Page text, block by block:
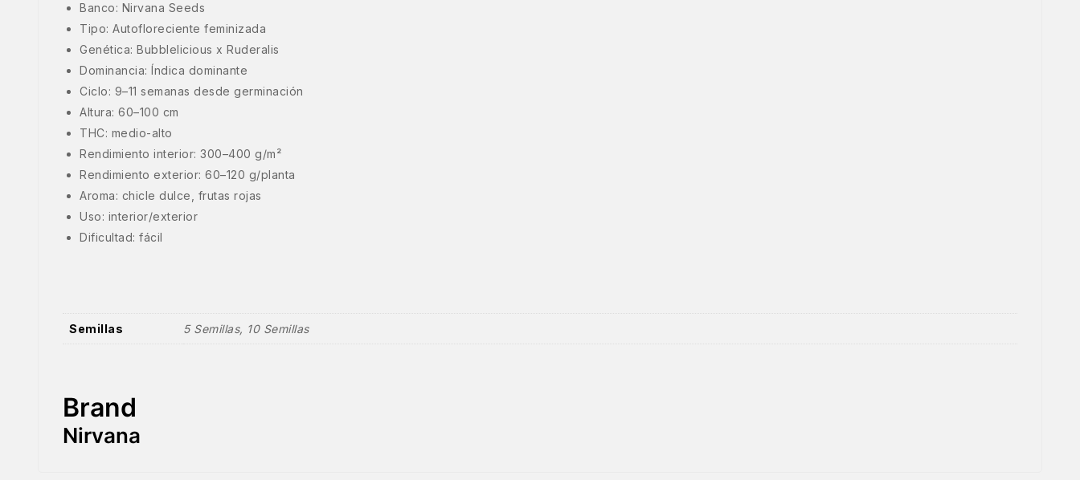
Banco: Nirvana Seeds
Tipo: Autofloreciente feminizada
Genética: Bubblelicious x Ruderalis
Dominancia: Índica dominante
Ciclo: 9–11 semanas desde germinación
Altura: 60–100 cm
THC: medio-alto
Rendimiento interior: 300–400 g/m²
Rendimiento exterior: 60–120 g/planta
Aroma: chicle dulce, frutas rojas
Uso: interior/exterior
Dificultad: fácil
Semillas 5 Semillas, 10 Semillas
Brand
Nirvana